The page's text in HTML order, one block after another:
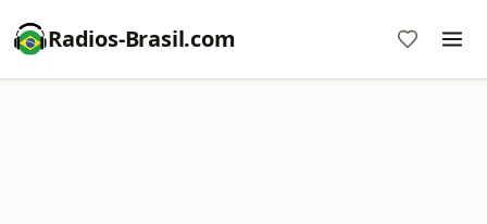
Radios-Brasil.com